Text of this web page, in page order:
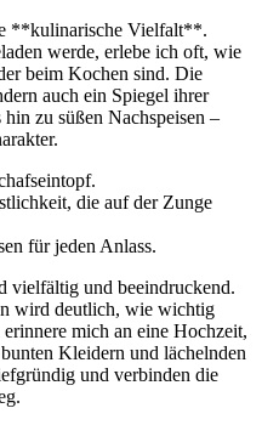
**kulinarische⁣ Vielfalt**.
werde, erlebe‍ ich oft, wie
beim ⁣Kochen ​sind.⁣ Die‌
auch⁢ ein‍ Spiegel ihrer
zu süßen Nachspeisen –
die ‍auf​ der Zunge
für jeden Anlass.
und beeindruckend.
wird ‌deutlich,⁢ wie wichtig
mich⁣ an⁤ eine Hochzeit,
⁢Kleidern und ‍lächelnden
und verbinden die